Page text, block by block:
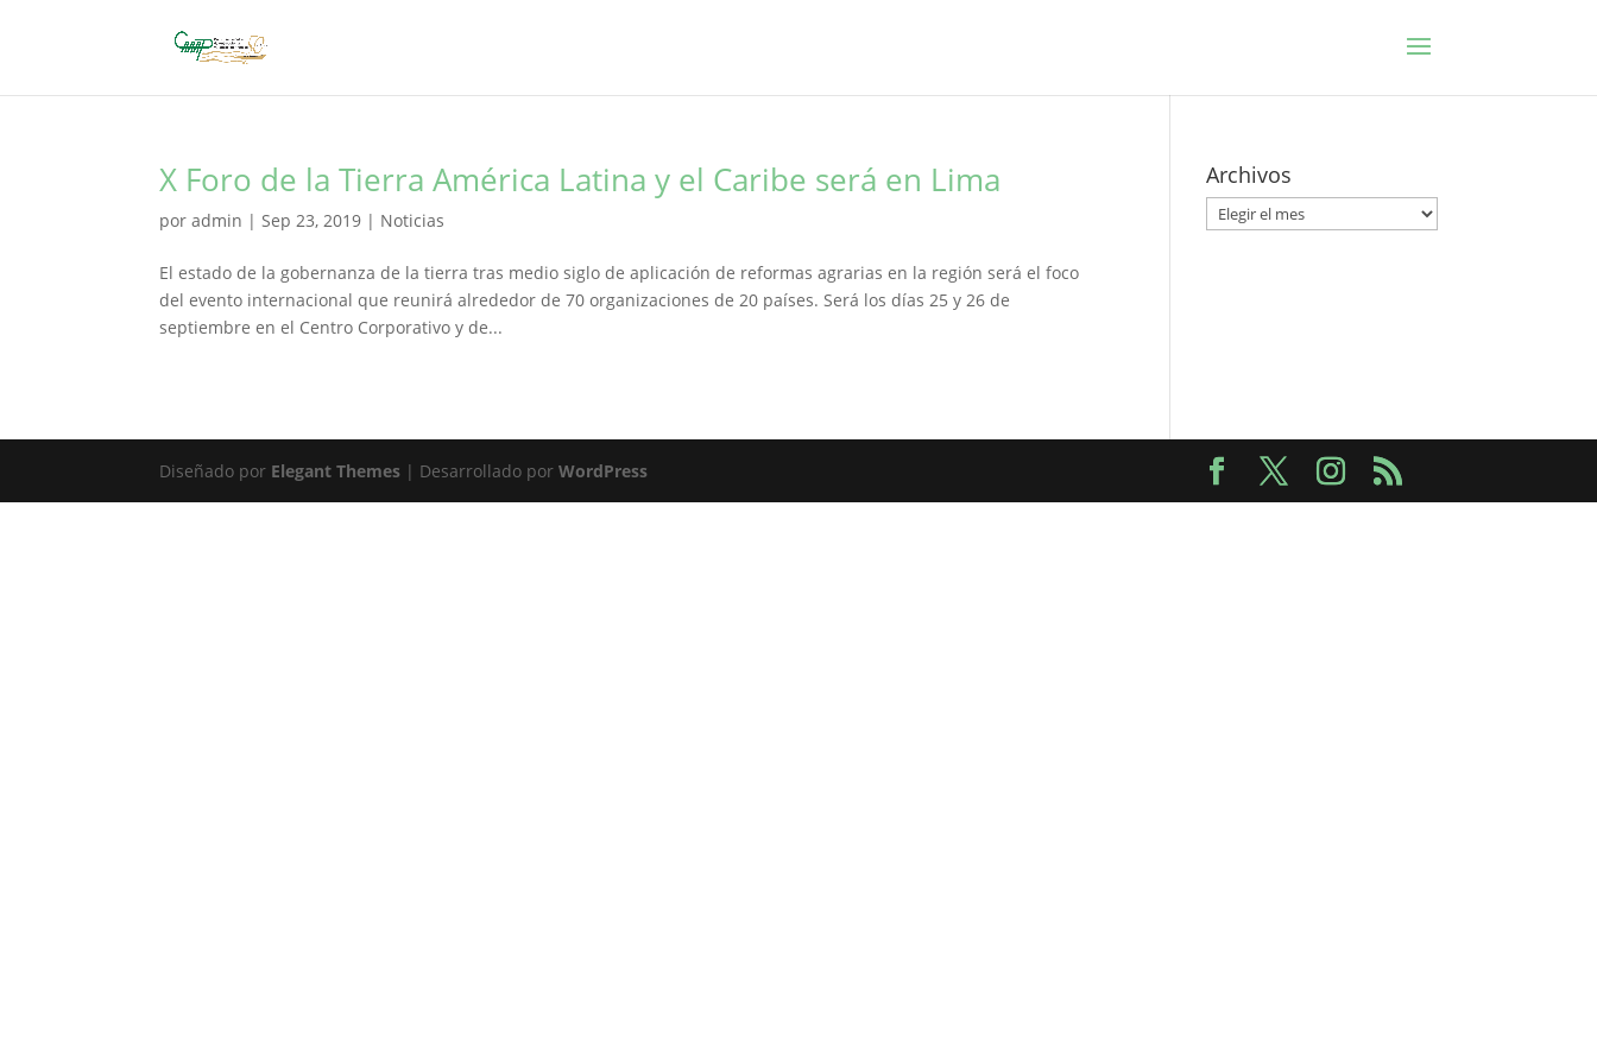
X Foro de la Tierra América Latina y el Caribe será en Lima
poradmin |Sep 23, 2019 | Noticias
El estado de la gobernanza de la tierra tras medio siglo de aplicación de reformas agrarias en la región será el foco
del evento internacional que reunirá alrededor de 70 organizaciones de 20 países. Será los días 25 y 26 de
septiembre en el Centro Corporativo y de...
Archivos
Archivos
Diseñado por Elegant Themes | Desarrollado porWordPress